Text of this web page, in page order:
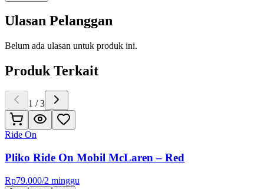
Ulasan Pelanggan
Belum ada ulasan untuk produk ini.
Produk Terkait
1 /3
Ride On
Pliko Ride On Mobil McLaren – Red
Rp79.000/2 minggu